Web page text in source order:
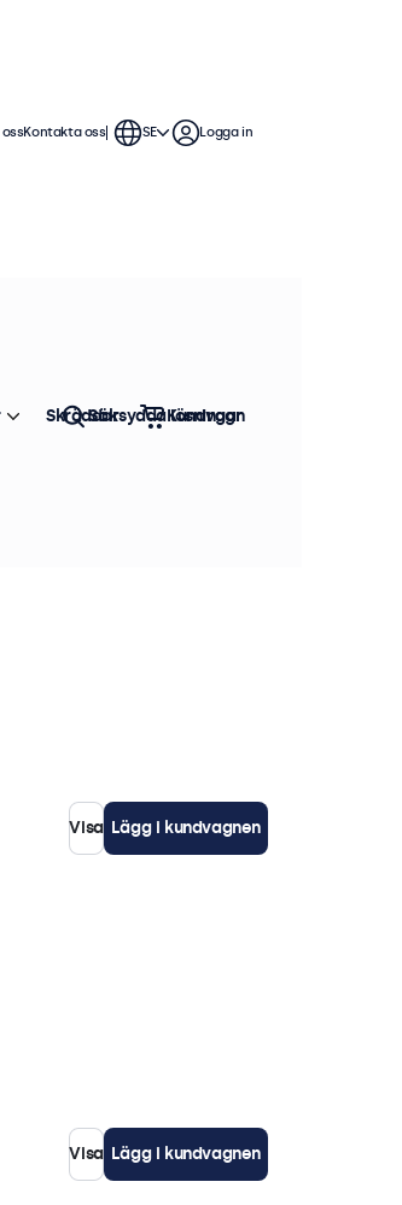
fäste, och är
och platt
Sortera efter Toppsäljare
Visa Lägg i kundvagnen
Visa Lägg i kundvagnen
Kontakta oss SE Logga in
Skräddarsydda lösningar
Sök Kundvagn